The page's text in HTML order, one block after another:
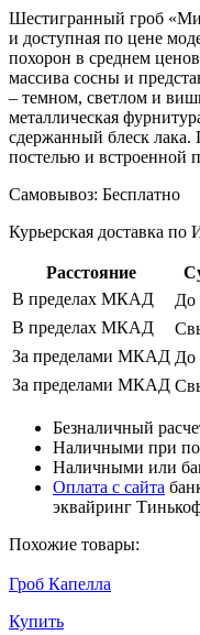
Шестигранный гроб
и доступная по цене
похорон в среднем
массива сосны и
– темном, светлом и
металлическая
сдержанный блеск лака.
постелью и встроенной
Самовывоз: Бесплатно
Курьерская доставка
Расстояние
В пределах МКАД
До
В пределах МКАД
За пределами МКАД До
За пределами МКАД
Безналичный
Наличными при
Наличными или
Оплата с сайта
эквайринг
Похожие товары:
Гроб Капелла
Купить